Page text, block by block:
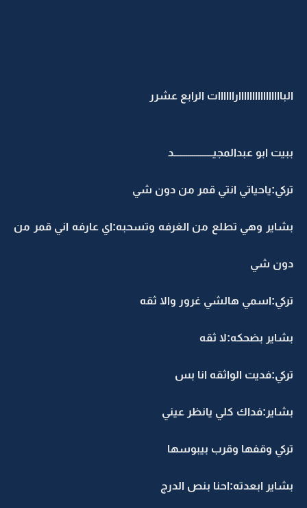
البااااااااااااااااراااااات الرابع عشرر
ببيت ابو عبدالمجيـــــــــــــــــــد
تركي:ياحياتي انتي قمر من دون شي
بشاير وهي تطلع من الغرفه وتسحبه:اي عارفه اني قمر من
دون شي
تركي:اسمي هالشي غرور والا ثقه
بشاير بضحكه:لا ثقه
تركي:فديت الواثقه انا بس
بشاير:فداك كلي يانظر عيني
تركي وقفها وقرب بيبوسها
بشاير ابعدته:احنا بنص الدرج